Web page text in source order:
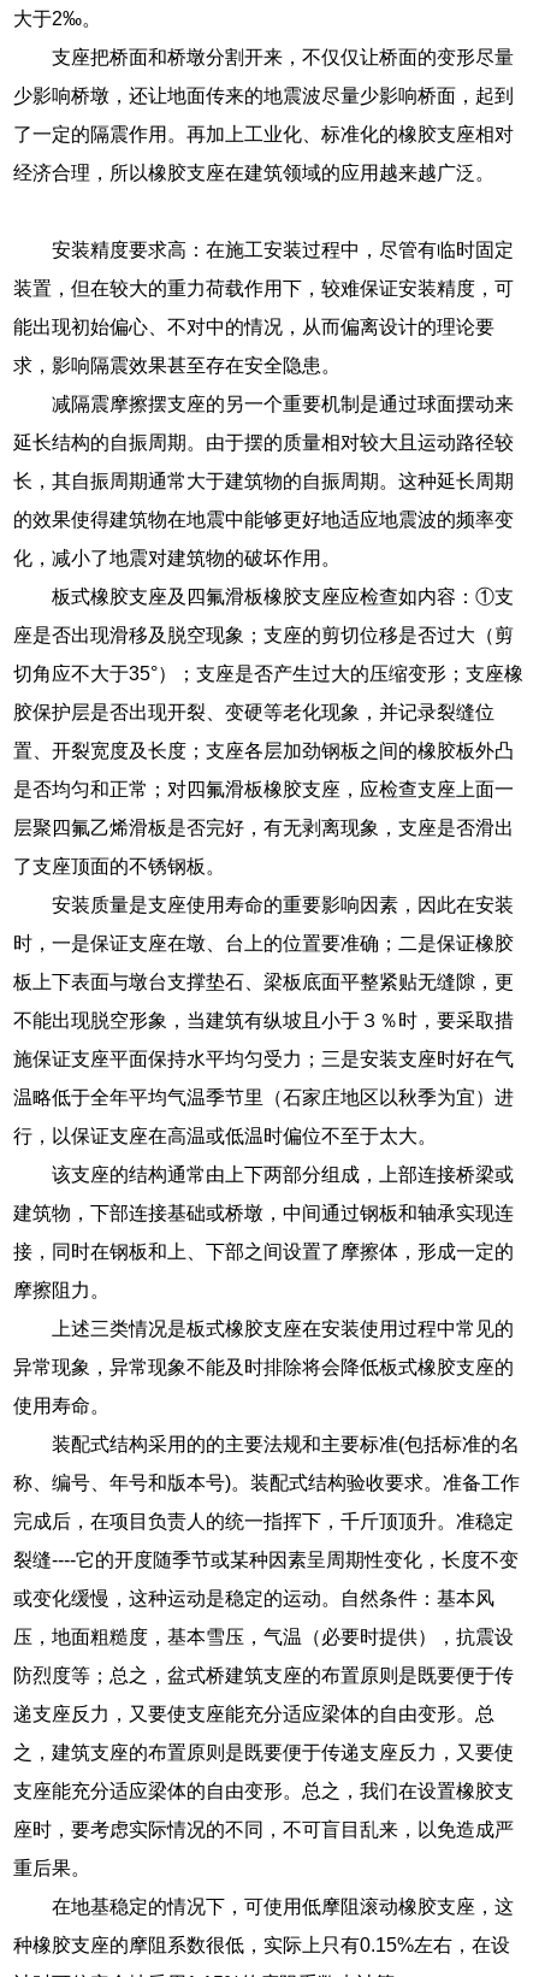
大于2‰。
支座把桥面和桥墩分割开来，不仅仅让桥面的变形尽量
少影响桥墩，还让地面传来的地震波尽量少影响桥面，起到
了一定的隔震作用。再加上工业化、标准化的橡胶支座相对
经济合理，所以橡胶支座在建筑领域的应用越来越广泛。
安装精度要求高：在施工安装过程中，尽管有临时固定
装置，但在较大的重力荷载作用下，较难保证安装精度，可
能出现初始偏心、不对中的情况，从而偏离设计的理论要
求，影响隔震效果甚至存在安全隐患。
减隔震摩擦摆支座的另一个重要机制是通过球面摆动来
延长结构的自振周期。由于摆的质量相对较大且运动路径较
长，其自振周期通常大于建筑物的自振周期。这种延长周期
的效果使得建筑物在地震中能够更好地适应地震波的频率变
化，减小了地震对建筑物的破坏作用。
板式橡胶支座及四氟滑板橡胶支座应检查如内容：①支
座是否出现滑移及脱空现象；支座的剪切位移是否过大（剪
切角应不大于35°）；支座是否产生过大的压缩变形；支座橡
胶保护层是否出现开裂、变硬等老化现象，并记录裂缝位
置、开裂宽度及长度；支座各层加劲钢板之间的橡胶板外凸
是否均匀和正常；对四氟滑板橡胶支座，应检查支座上面一
层聚四氟乙烯滑板是否完好，有无剥离现象，支座是否滑出
了支座顶面的不锈钢板。
安装质量是支座使用寿命的重要影响因素，因此在安装
时，一是保证支座在墩、台上的位置要准确；二是保证橡胶
板上下表面与墩台支撑垫石、梁板底面平整紧贴无缝隙，更
不能出现脱空形象，当建筑有纵坡且小于３％时，要采取措
施保证支座平面保持水平均匀受力；三是安装支座时好在气
温略低于全年平均气温季节里（石家庄地区以秋季为宜）进
行，以保证支座在高温或低温时偏位不至于太大。
该支座的结构通常由上下两部分组成，上部连接桥梁或
建筑物，下部连接基础或桥墩，中间通过钢板和轴承实现连
接，同时在钢板和上、下部之间设置了摩擦体，形成一定的
摩擦阻力。
上述三类情况是板式橡胶支座在安装使用过程中常见的
异常现象，异常现象不能及时排除将会降低板式橡胶支座的
使用寿命。
装配式结构采用的的主要法规和主要标准(包括标准的名
称、编号、年号和版本号)。装配式结构验收要求。准备工作
完成后，在项目负责人的统一指挥下，千斤顶顶升。准稳定
裂缝----它的开度随季节或某种因素呈周期性变化，长度不变
或变化缓慢，这种运动是稳定的运动。自然条件：基本风
压，地面粗糙度，基本雪压，气温（必要时提供），抗震设
防烈度等；总之，盆式桥建筑支座的布置原则是既要便于传
递支座反力，又要使支座能充分适应梁体的自由变形。总
之，建筑支座的布置原则是既要便于传递支座反力，又要使
支座能充分适应梁体的自由变形。总之，我们在设置橡胶支
座时，要考虑实际情况的不同，不可盲目乱来，以免造成严
重后果。
在地基稳定的情况下，可使用低摩阻滚动橡胶支座，这
种橡胶支座的摩阻系数很低，实际上只有0.15%左右，在设